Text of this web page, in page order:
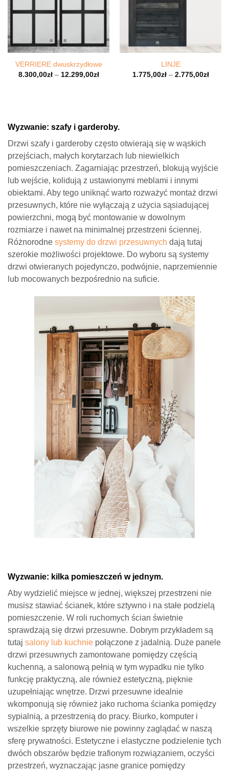
VERRIERE dwuskrzydłowe
8.300,00zł– 12.299,00zł
LINJE
1.775,00zł– 2.775,00zł
Wyzwanie: szafy i garderoby.
Drzwi szafy i garderoby często otwierają się w wąskich
przejściach, małych korytarzach lub niewielkich
pomieszczeniach. Zagarniając przestrzeń, blokują wyjście
lub wejście, kolidują z ustawionymi meblami i innymi
obiektami. Aby tego uniknąć warto rozważyć montaż drzwi
przesuwnych, które nie wyłączają z użycia sąsiadującej
powierzchni, mogą być montowanie w dowolnym
rozmiarze i nawet na minimalnej przestrzeni ściennej.
Różnorodne systemy do drzwi przesuwnych dają tutaj
szerokie możliwości projektowe. Do wyboru są systemy
drzwi otwieranych pojedynczo, podwójnie, naprzemiennie
lub mocowanych bezpośrednio na suficie.
Wyzwanie: kilka pomieszczeń w jednym.
Aby wydzielić miejsce w jednej, większej przestrzeni nie
musisz stawiać ścianek, które sztywno i na stałe podzielą
pomieszczenie. W roli ruchomych ścian świetnie
sprawdzają się drzwi przesuwne. Dobrym przykładem są
tutaj salony lub kuchnie połączone z jadalnią. Duże panele
drzwi przesuwnych zamontowane pomiędzy częścią
kuchenną, a salonową pełnią w tym wypadku nie tylko
funkcję praktyczną, ale również estetyczną, pięknie
uzupełniając wnętrze. Drzwi przesuwne idealnie
wkomponują się również jako ruchoma ścianka pomiędzy
sypialnią, a przestrzenią do pracy. Biurko, komputer i
wszelkie sprzęty biurowe nie powinny zaglądać w naszą
sferę prywatności. Estetyczne i elastyczne podzielenie tych
dwóch obszarów będzie trafionym rozwiązaniem, oczyści
przestrzeń, wyznaczając jasne granice pomiędzy